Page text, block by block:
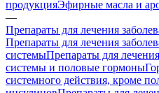
продукцияЭфирные масла и
—
Препараты для лечения
Препараты для лечения
системыПрепараты для
системы и половые гормоны
системного действия, кроме